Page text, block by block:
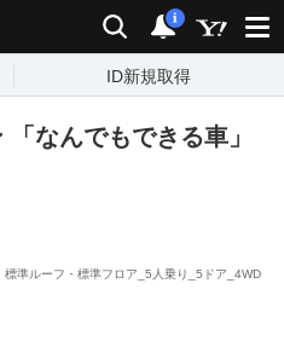
検索 通知
i
ID新規取得
なんでもできる車」
準ルーフ・標準フロア_5人乗り_5ドア_4WD